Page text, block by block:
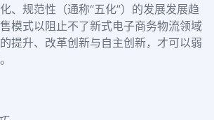
、规范性（通称“五化”）的发展发展趋
模式以阻止不了新式电子商务物流领域
提升、改革创新与自主创新，才可以弱